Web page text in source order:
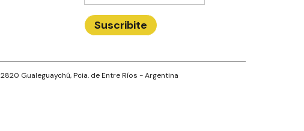
Suscribite
2820 Gualeguaychú, Pcia. de Entre Ríos - Argentina